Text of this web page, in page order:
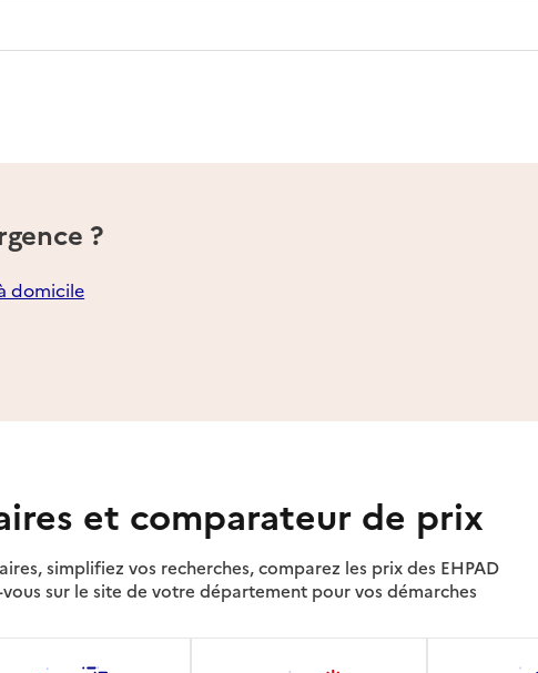
?
domicile
et comparateur de prix
simplifiez vos recherches, comparez les prix des EHPAD
sur le site de votre département pour vos démarches